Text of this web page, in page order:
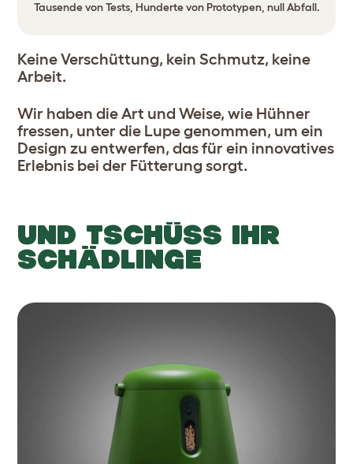
Tausende von Tests, Hunderte von Prototypen, null Abfall.
Keine Verschüttung, kein Schmutz, keine
Arbeit.
Wir haben die Art und Weise, wie Hühner
fressen, unter die Lupe genommen, um ein
Design zu entwerfen, das für ein innovatives
Erlebnis bei der Fütterung sorgt.
UND TSCHÜSS IHR
SCHÄDLINGE